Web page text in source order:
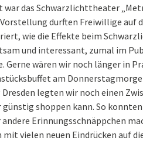
das Schwarzlichttheater
durften Freiwillige auf
wie die Effekte beim
und interessant, zumal im
Gerne wären wir noch länger in
am
legten wir noch einen
günstig shoppen kann. So
andere Erinnungsschnäppchen
mit vielen neuen Eindrücken auf